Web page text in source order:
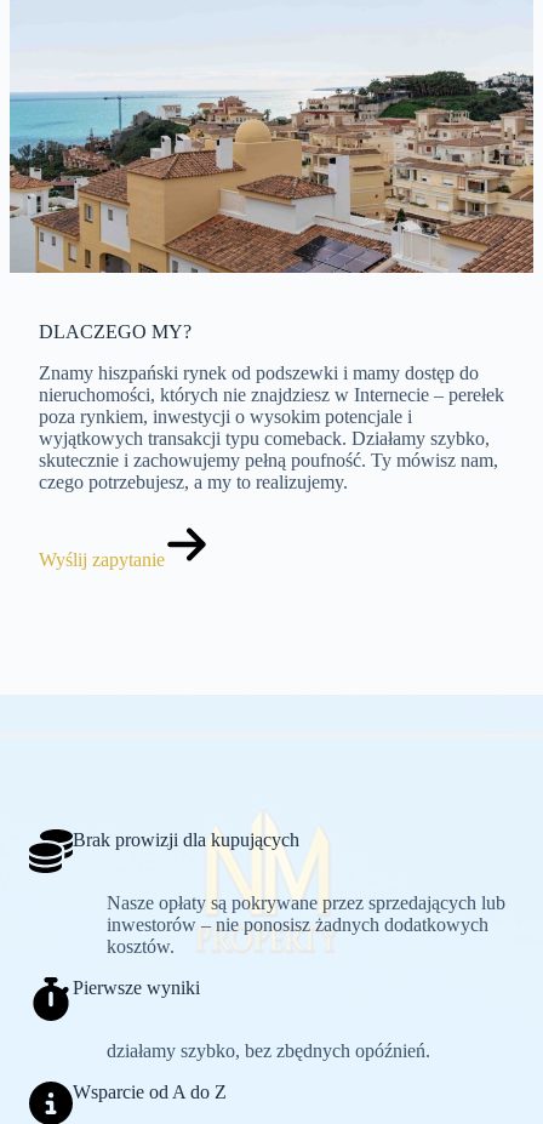
DLACZEGO MY?
Znamy hiszpański rynek od podszewki i mamy dostęp do
nieruchomości, których nie znajdziesz w Internecie – perełek
poza rynkiem, inwestycji o wysokim potencjale i
wyjątkowych transakcji typu comeback. Działamy szybko,
skutecznie i zachowujemy pełną poufność. Ty mówisz nam,
czego potrzebujesz, a my to realizujemy.
Wyślij zapytanie
Brak prowizji dla kupujących
Nasze opłaty są pokrywane przez sprzedających lub
inwestorów – nie ponosisz żadnych dodatkowych
kosztów.
Pierwsze wyniki
działamy szybko, bez zbędnych opóźnień.
Wsparcie od A do Z